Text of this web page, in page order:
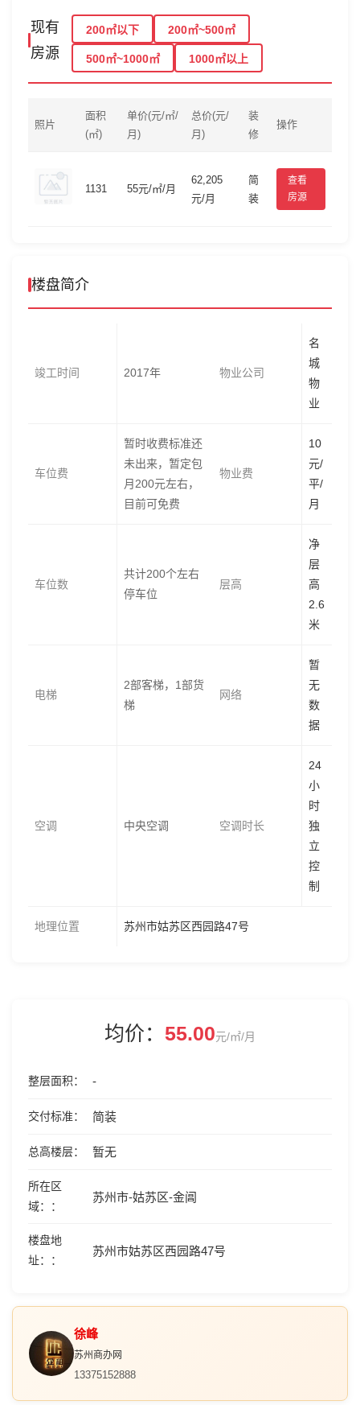
现有
房源
200㎡以下 200㎡~500㎡
500㎡~1000㎡ 1000㎡以上
照片
面积
(㎡)
单价(元/㎡/
月)
总价(元/
月)
装
修
操作
1131 55元/㎡/月
62,205
元/月
简
装
查看
房源
楼盘简介
竣工时间 2017年 物业公司
名
城
物
业
车位费
暂时收费标准还
未出来，暂定包
月200元左右，
目前可免费
物业费
10
元/
平/
月
车位数
共计200个左右
停车位
层高
净
层
高
2.6
米
电梯
2部客梯，1部货
梯
网络
暂
无
数
据
空调 中央空调 空调时长
24
小
时
独
立
控
制
地理位置 苏州市姑苏区西园路47号
均价： 55.00元/㎡/月
整层面积 -
交付标准 简装
总高楼层 暂无
所在区
域：
苏州市-姑苏区-金阊
楼盘地
址：
苏州市姑苏区西园路47号
徐峰
苏州商办网
13375152888